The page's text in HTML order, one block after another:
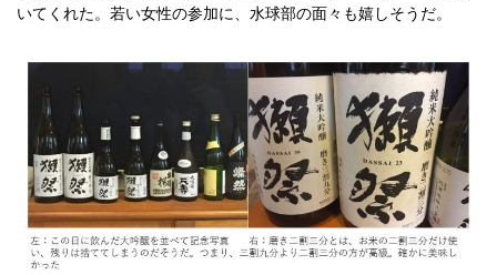
いてくれた。若い女性の参加に、水球部の面々も嬉しそうだ。